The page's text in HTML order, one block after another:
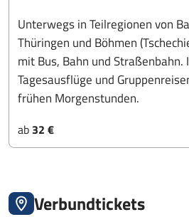
Unterwegs in Teilregionen von
Thüringen und Böhmen
mit Bus, Bahn und Straßenbahn.
Tagesausflüge und
frühen Morgenstunden.
ab 32 €
Verbundtickets